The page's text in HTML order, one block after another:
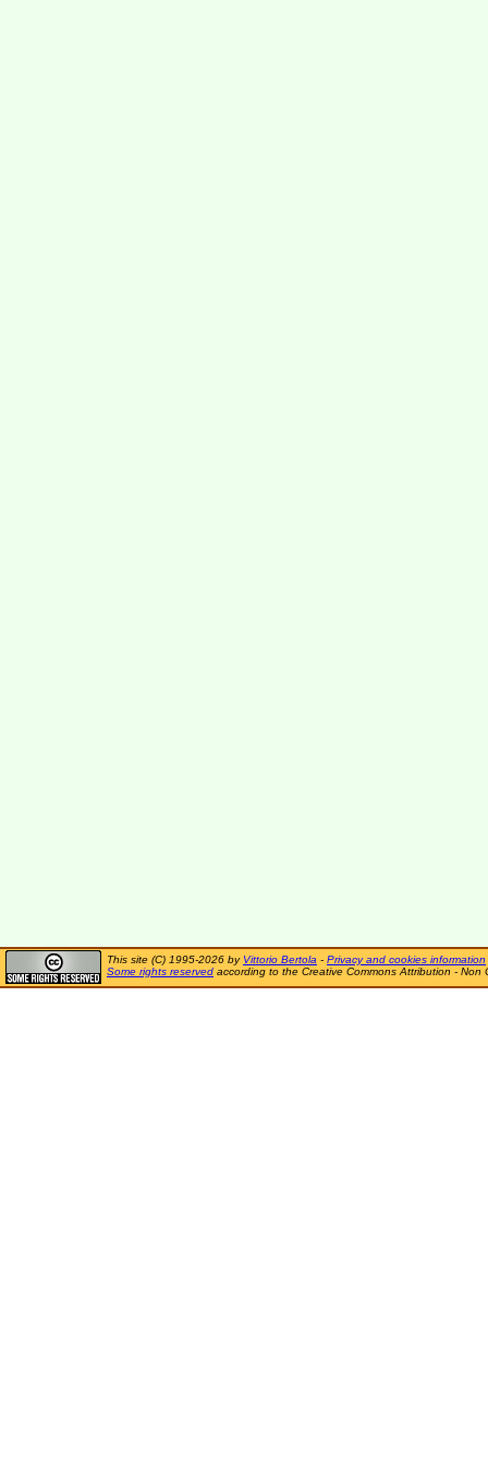
This site (C) 1995-2026 by Vittorio Bertola - Privacy and cookies information
Some rights reserved according to the Creative Commons Attribution - Non